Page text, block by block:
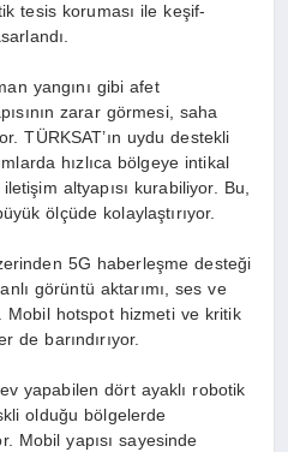
tesis koruması ile keşif-
yangını gibi afet
zarar görmesi, saha
TÜRKSAT’ın uydu destekli
hızlıca bölgeye intikal
altyapısı kurabiliyor. Bu,
ölçüde kolaylaştırıyor.
5G haberleşme desteği
görüntü aktarımı, ses ve
Mobil hotspot hizmeti ve kritik
de barındırıyor.
yapabilen dört ayaklı robotik
olduğu bölgelerde
Mobil yapısı sayesinde